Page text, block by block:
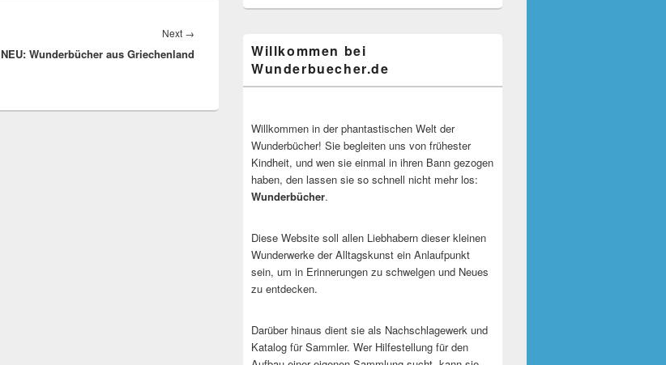
Next →
NEU: Wunderbücher aus Griechenland
Willkommen bei
Wunderbuecher.de
Willkommen in der phantastischen Welt der
Wunderbücher! Sie begleiten uns von frühester
Kindheit, und wen sie einmal in ihren Bann gezogen
haben, den lassen sie so schnell nicht mehr los:
Wunderbücher.
Diese Website soll allen Liebhabern dieser kleinen
Wunderwerke der Alltagskunst ein Anlaufpunkt
sein, um in Erinnerungen zu schwelgen und Neues
zu entdecken.
Darüber hinaus dient sie als Nachschlagewerk und
Katalog für Sammler. Wer Hilfestellung für den